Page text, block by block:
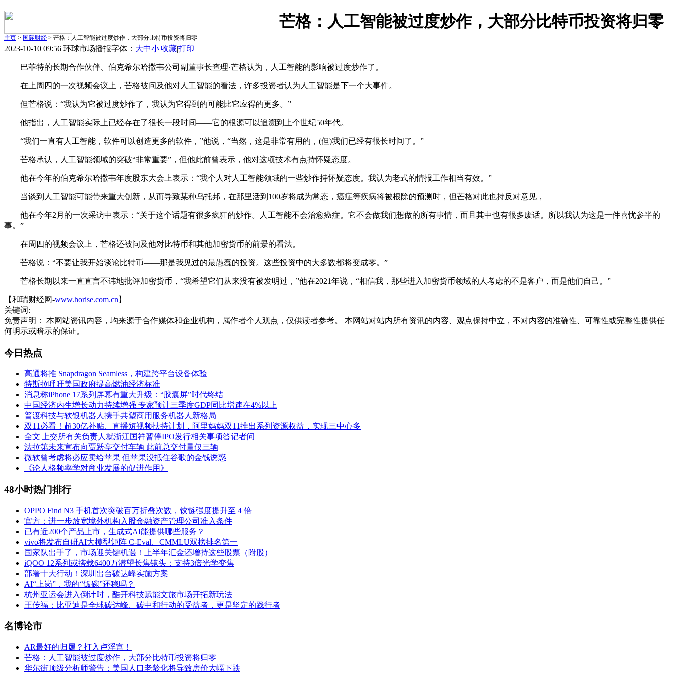
主页 > 国际财经 > 芒格：人工智能被过度炒作，大部分比特币投资将归零
芒格：人工智能被过度炒作，大部分比特币投资将归零
2023-10-10 09:56 环球市场播报字体： 大中小|收藏|打印
巴菲特的长期合作伙伴、伯克希尔哈撒韦公司副董事长查理·芒格认为，人工智能的影响被过度炒作了。
在上周四的一次视频会议上，芒格被问及他对人工智能的看法，许多投资者认为人工智能是下一个大事件。
但芒格说：“我认为它被过度炒作了，我认为它得到的可能比它应得的更多。”
他指出，人工智能实际上已经存在了很长一段时间——它的根源可以追溯到上个世纪50年代。
“我们一直有人工智能，软件可以创造更多的软件，”他说，“当然，这是非常有用的，(但)我们已经有很长时间了。”
芒格承认，人工智能领域的突破“非常重要”，但他此前曾表示，他对这项技术有点持怀疑态度。
他在今年的伯克希尔哈撒韦年度股东大会上表示：“我个人对人工智能领域的一些炒作持怀疑态度。我认为老式的情报工作相当有效。”
当谈到人工智能可能带来重大创新，从而导致某种乌托邦，在那里活到100岁将成为常态，癌症等疾病将被根除的预测时，但芒格对此也持反对意见，
他在今年2月的一次采访中表示：“关于这个话题有很多疯狂的炒作。人工智能不会治愈癌症。它不会做我们想做的所有事情，而且其中也有很多废话。所以我认为这是一件喜忧参半的
事。”
在周四的视频会议上，芒格还被问及他对比特币和其他加密货币的前景的看法。
芒格说：“不要让我开始谈论比特币——那是我见过的最愚蠢的投资。这些投资中的大多数都将变成零。”
芒格长期以来一直直言不讳地批评加密货币，“我希望它们从来没有被发明过，”他在2021年说，“相信我，那些进入加密货币领域的人考虑的不是客户，而是他们自己。”
【和瑞财经网-www.horise.com.cn 】
关键词:
免责声明： 本网站资讯内容，均来源于合作媒体和企业机构，属作者个人观点，仅供读者参考。 本网站对站内所有资讯的内容、观点保持中立，不对内容的准确性、可靠性或完整性提供任
何明示或暗示的保证。
今日热点
高通将推 Snapdragon Seamless，构建跨平台设备体验
特斯拉呼吁美国政府提高燃油经济标准
消息称iPhone 17系列屏幕有重大升级：“胶囊屏”时代终结
中国经济内生增长动力持续增强 专家预计三季度GDP同比增速在4%以上
普渡科技与软银机器人携手共塑商用服务机器人新格局
双11必看！超30亿补贴、直播短视频扶持计划，阿里妈妈双11推出系列资源权益，实现三中心多
全文|上交所有关负责人就浙江国祥暂停IPO发行相关事项答记者问
法拉第未来宣布向贾跃亭交付车辆 此前总交付量仅三辆
微软曾考虑将必应卖给苹果 但苹果没抵住谷歌的金钱诱惑
《论人格频率学对商业发展的促进作用》
48小时热门排行
OPPO Find N3 手机首次突破百万折叠次数，铰链强度提升至 4 倍
官方：进一步放宽境外机构入股金融资产管理公司准入条件
已有近200个产品上市，生成式AI能提供哪些服务？
vivo将发布自研AI大模型矩阵 C-Eval、CMMLU双榜排名第一
国家队出手了，市场迎关键机遇！上半年汇金还增持这些股票（附股）
iQOO 12系列或搭载6400万潜望长焦镜头：支持3倍光学变焦
部署十大行动！深圳出台碳达峰实施方案
AI“上岗”，我的“饭碗”还稳吗？
杭州亚运会进入倒计时，酷开科技赋能文旅市场开拓新玩法
王传福：比亚迪是全球碳达峰、碳中和行动的受益者，更是坚定的践行者
名博论市
AR最好的归属？打入卢浮宫！
芒格：人工智能被过度炒作，大部分比特币投资将归零
华尔街顶级分析师警告：美国人口老龄化将导致房价大幅下跌